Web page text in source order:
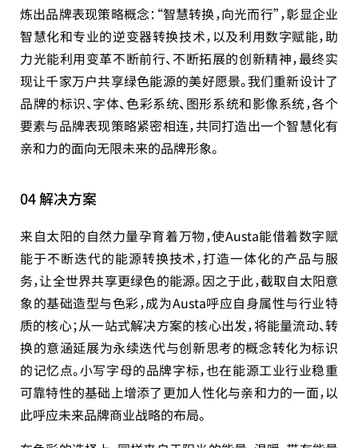
炼出品牌表现策略概念：“智慧转换，向光而行”，彰显企业
智慧化和专业的逆变器转换技术，以及利用数字赋能，助
力光能利用变革不断前行、不断拓展的创新精神，最终实
现让千家万户共享绿色能源的美好愿景。我们重新设计了
品牌的标识、字体、色彩系统、图形系统和影像系统，各个
要素与品牌表现策略紧密相连，共同打造出一个智慧化有
亲和力的面向无限未来的品牌形象。
04 解决方案
来自太阳的自然力量孕育着万物，使Austa能借着数字赋
能于不断迭代的能源转换技术，打造一体化的产品与服
务，让全世界共享更绿色的能源。因之于此，截取自太阳意
象的基础造型与色彩，成为Austa呼应自身属性与行业特
质的核心；从一站式解决方案的核心出发，将能量流动、转
换的意涵延展为永续迭代与创新思考的概念转化为标识
的记忆点。小写字母的品牌字标，也在能源工业行业稳重
可靠特性的基础上增添了更加人性化与亲和力的一面，以
此呼应未来品牌商业战略的布局。